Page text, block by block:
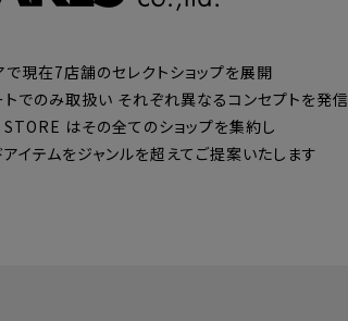
現在7店舗のセレクトショップを展開
でのみ取扱い それぞれ異なるコンセプトを発信
はその全てのショップを集約し
イテムをジャンルを超えてご提案いたします